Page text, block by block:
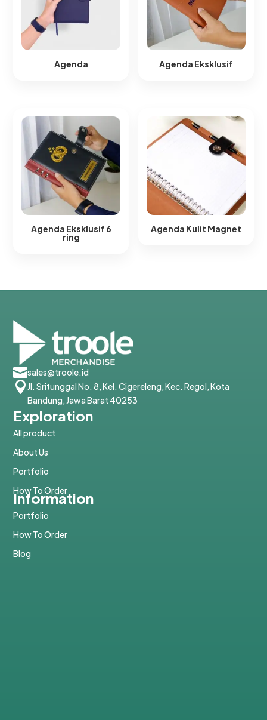
Agenda Agenda Eksklusif
Agenda Eksklusif 6
ring​
Agenda Kulit Magnet​
sales@troole.id
Jl. Sritunggal No. 8, Kel. Cigereleng, Kec. Regol, Kota
Bandung, Jawa Barat 40253
Exploration
All product
About Us
Portfolio
How To Order
Information
Portfolio
How To Order
Blog